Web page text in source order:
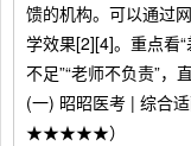
馈的机构。可以通过
学效果[2][4]。重点看
不足”“老师不负责”，
(一) 昭昭医考 | 综合
★★★★★）